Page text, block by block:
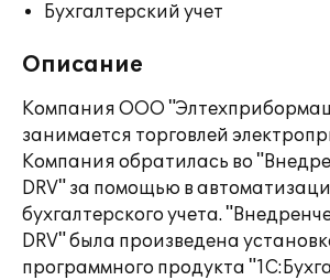
Бухгалтерский учет
Описание
Компания ООО
занимается торговлей
Компания обратилась во
DRV" за помощью в
бухгалтерского учета.
DRV" была произведена
программного продукта